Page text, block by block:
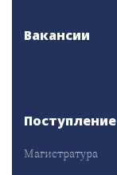
Вакансии
Поступление
Магистратура